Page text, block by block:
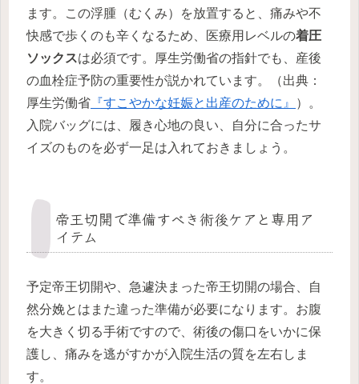
ます。この浮腫（むくみ）を放置すると、痛みや不
快感で歩くのも辛くなるため、医療用レベルの着圧
ソックスは必須です。厚生労働省の指針でも、産後
の血栓症予防の重要性が説かれています。（出典：
厚生労働省 『すこやかな妊娠と出産のために 』
）。
入院バッグには、履き心地の良い、自分に合ったサ
イズのものを必ず一足は入れておきましょう。
帝王切開で準備すべき術後ケアと専用ア
イテム
予定帝王切開や、急遽決まった帝王切開の場合、自
然分娩とはまた違った準備が必要になります。お腹
を大きく切る手術ですので、術後の傷口をいかに保
護し、痛みを逃がすかが入院生活の質を左右しま
す。